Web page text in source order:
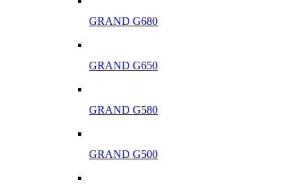
GRAND G680
GRAND G650
GRAND G580
GRAND G500